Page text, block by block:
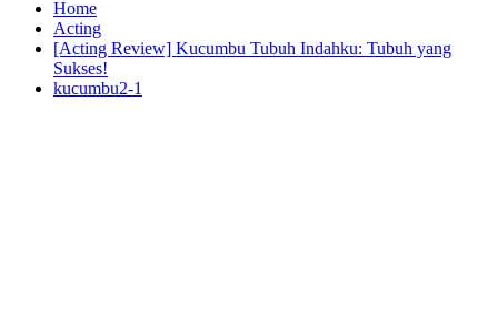
Home
Acting
[Acting Review] Kucumbu Tubuh Indahku: Tubuh yang
Sukses!
kucumbu2-1